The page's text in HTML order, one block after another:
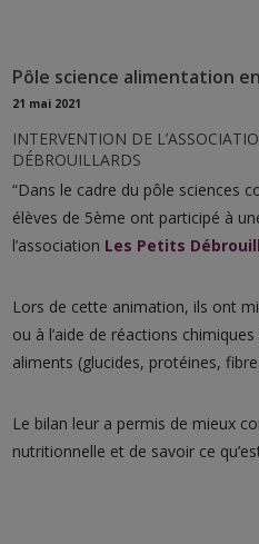
Pôle science alimentation
21 mai 2021
INTERVENTION DE
DÉBROUILLARDS
“Dans le cadre du pôle sciences
élèves de 5ème ont participé à
l’association Les Petits
Lors de cette animation, ils ont
ou à l’aide de réactions
aliments (glucides, protéines,
Le bilan leur a permis de mieux
nutritionnelle et de savoir ce